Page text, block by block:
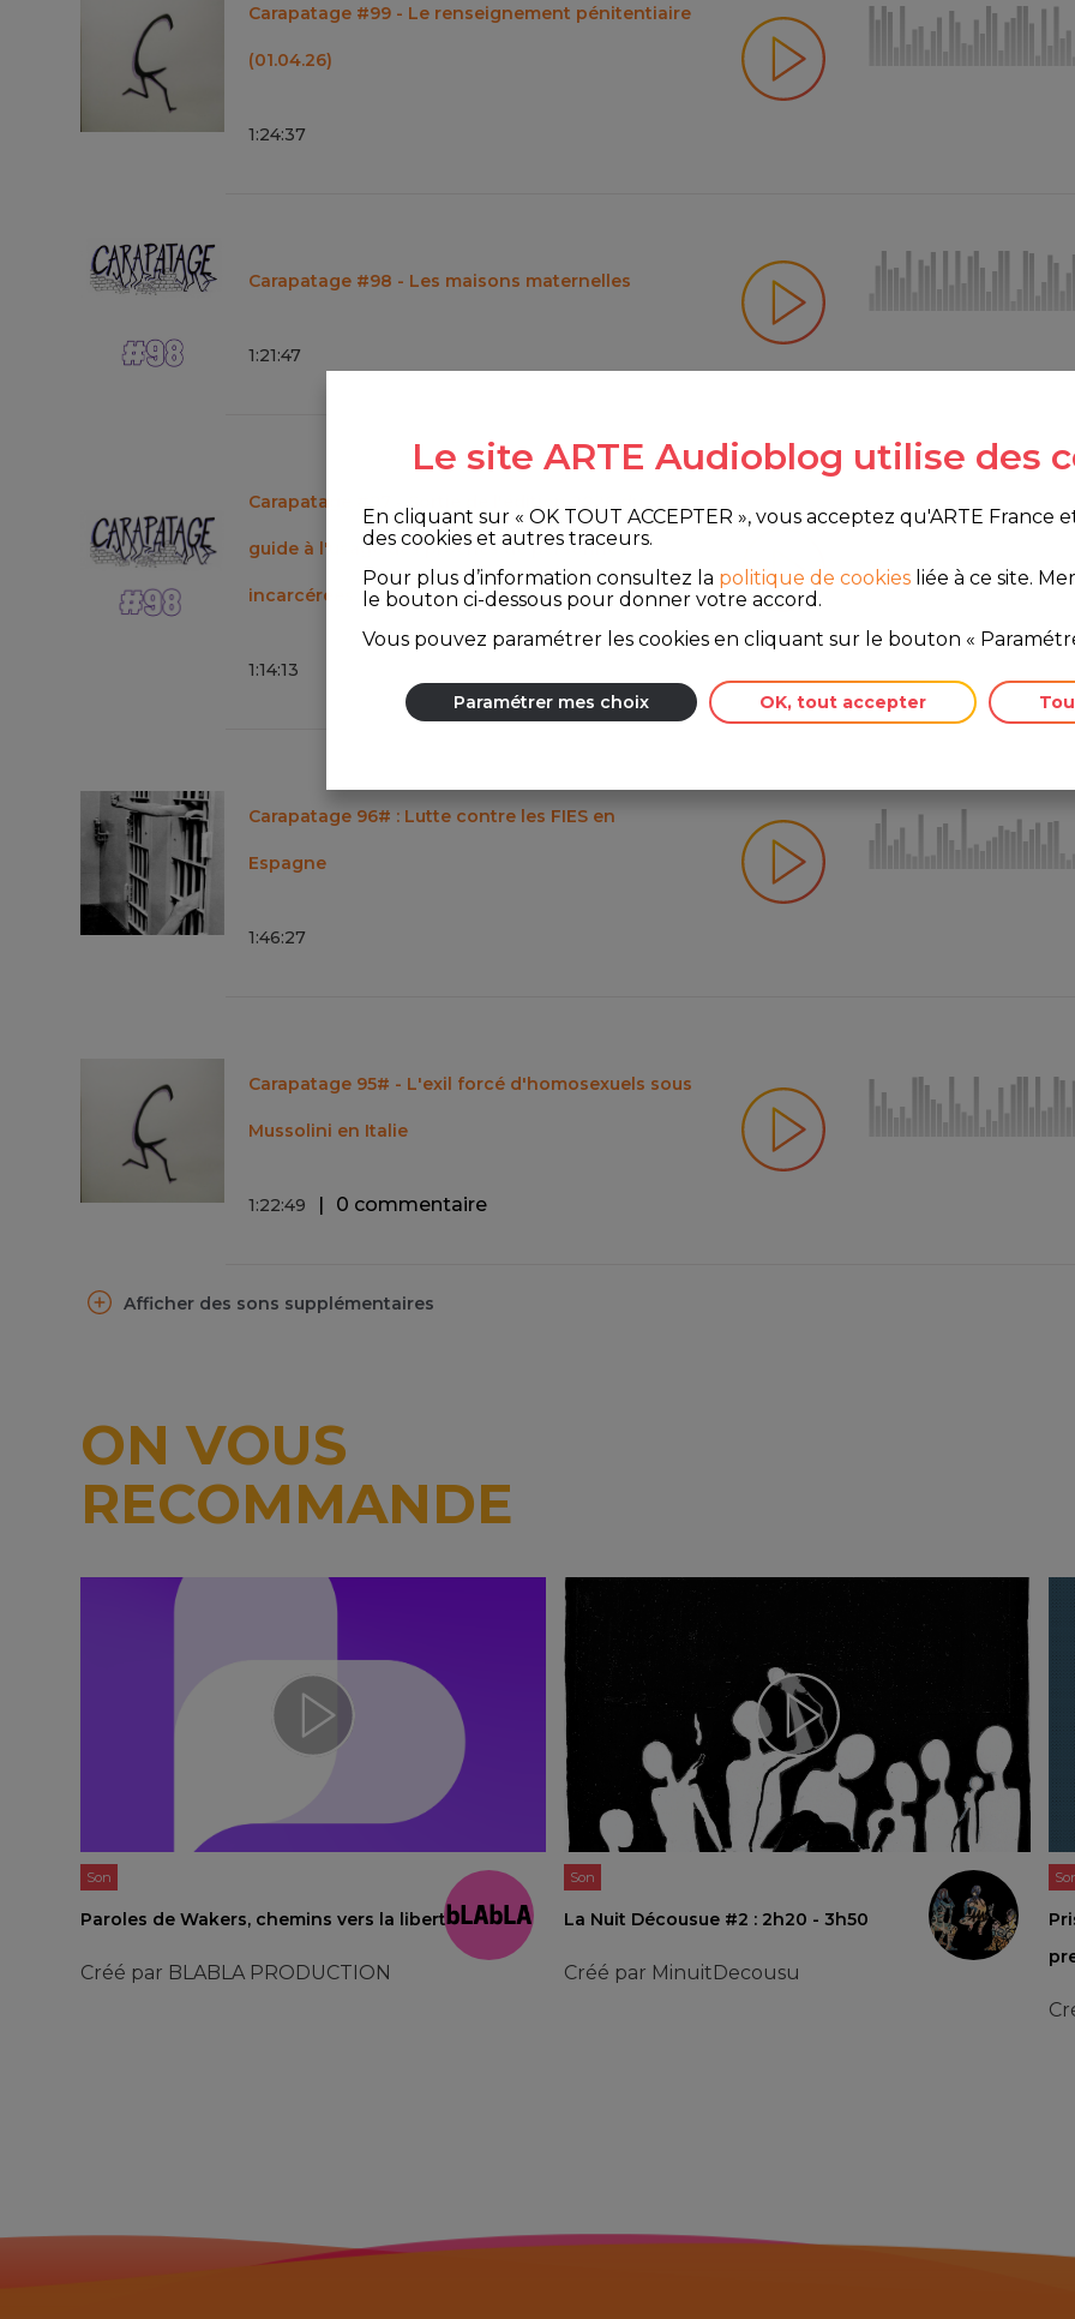
Carapatage #99 - Le renseignement pénitentiaire
(01.04.26)
1:24:37
Carapatage #98 - Les maisons maternelles
1:21:47
Carapatage #97 - Sortie de l'édition 2026 du
guide à l'usage des proches de personnes
incarcérées
1:14:13
Carapatage 96# : Lutte contre les FIES en
Espagne
1:46:27
Carapatage 95# - L'exil forcé d'homosexuels sous
Mussolini en Italie
1:22:49 0 commentaire
Afficher des sons supplémentaires
ON VOUS
RECOMMANDE
Son
Paroles de Wakers, chemins vers la liberté
Créé par BLABLA PRODUCTION
Son
La Nuit Décousue #2 : 2h20 - 3h50
Créé par MinuitDecousu
Le site ARTE Audioblog utilise des
En cliquant sur « OK TOUT ACCEPTER », vous acceptez qu'ARTE France
des cookies et autres traceurs.
Pour plus d’information consultez la politique de cookies liée à ce site.
le bouton ci-dessous pour donner votre accord.
Vous pouvez paramétrer les cookies en cliquant sur le bouton «
Paramétrer mes choix OK, tout accepter